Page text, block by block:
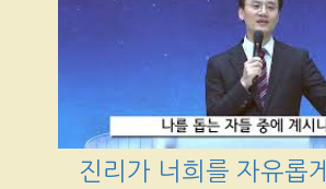
진리가 너희를 자유롭